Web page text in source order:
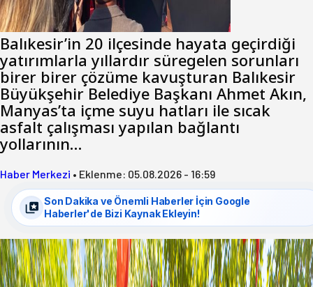
hemşerim!
Balıkesir’in 20 ilçesinde hayata geçirdiği
yatırımlarla yıllardır süregelen sorunları
birer birer çözüme kavuşturan Balıkesir
Büyükşehir Belediye Başkanı Ahmet Akın,
Manyas’ta içme suyu hatları ile sıcak
asfalt çalışması yapılan bağlantı
yollarının…
Haber Merkezi • Eklenme: 05.08.2026 - 16:59
Son Dakika ve Önemli Haberler İçin Google
Haberler'de Bizi Kaynak Ekleyin!